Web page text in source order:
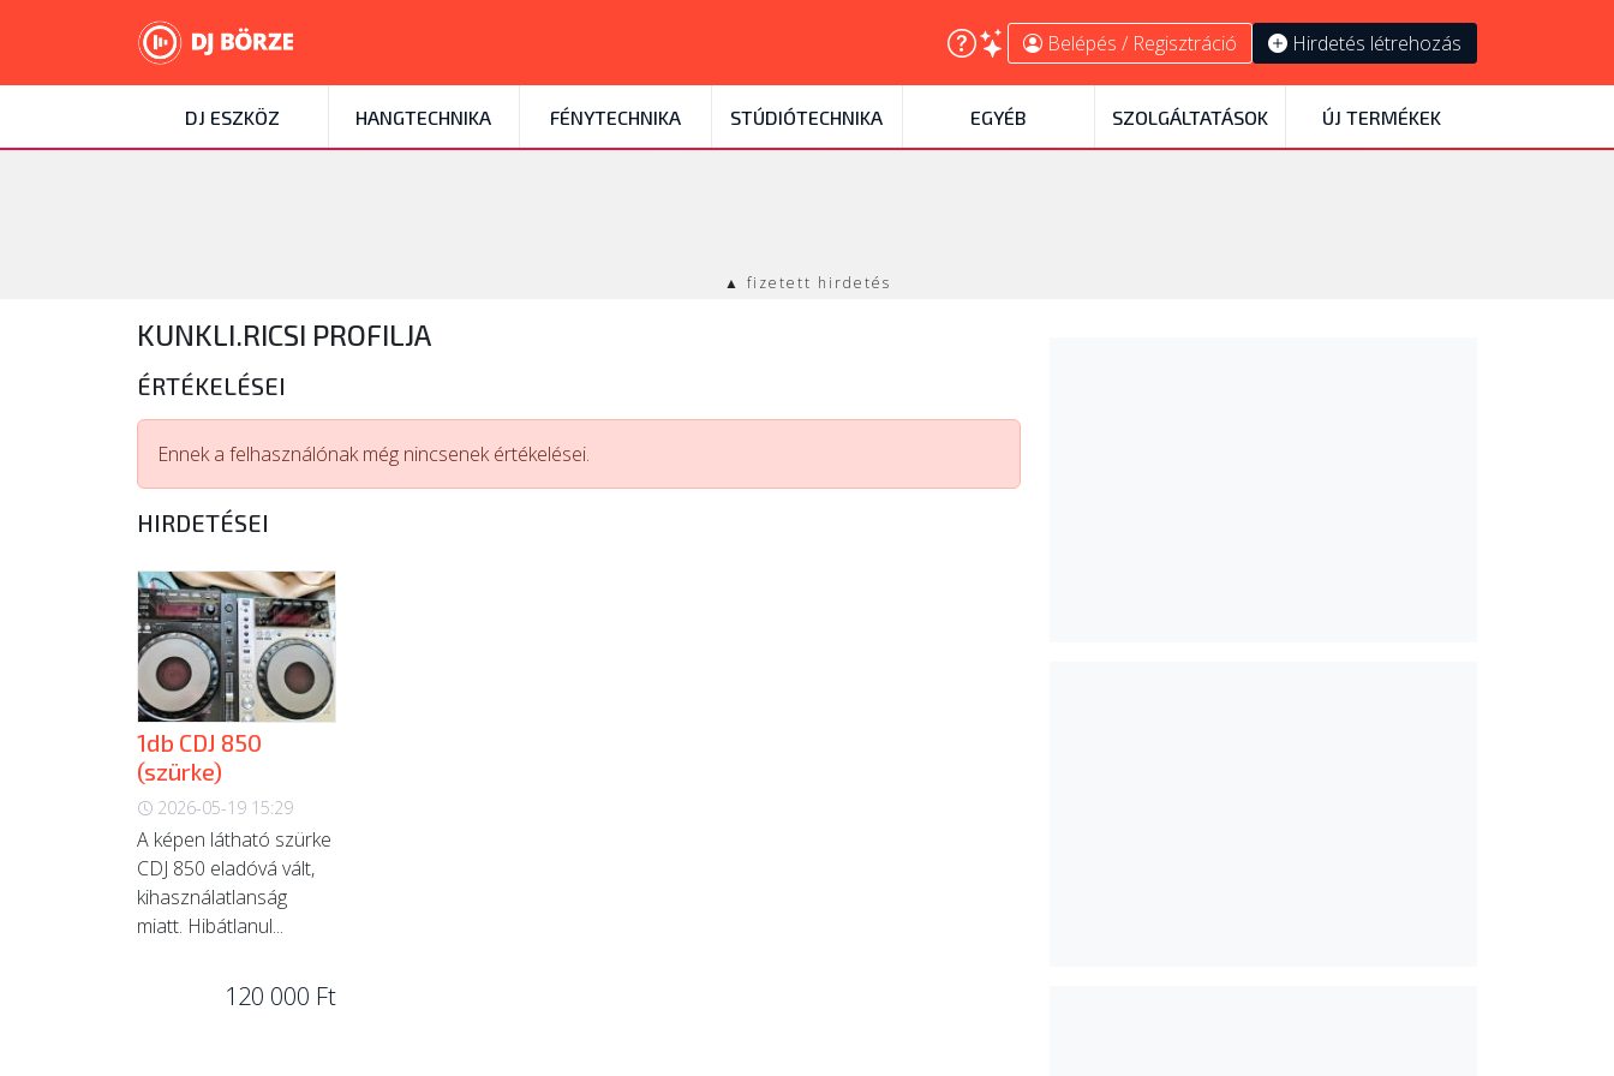
Belépés / Regisztráció Hirdetés létrehozás
DJ ESZKÖZ HANGTECHNIKA FÉNYTECHNIKA STÚDIÓTECHNIKA EGYÉB SZOLGÁLTATÁSOK ÚJ TERMÉKEK
▲ fizetett hirdetés
KUNKLI.RICSI PROFILJA
ÉRTÉKELÉSEI
Ennek a felhasználónak még nincsenek értékelései.
HIRDETÉSEI
1db CDJ 850
(szürke)
2026-05-19 15:29
A képen látható szürke
CDJ 850 eladóvá vált,
kihasználatlanság
miatt. Hibátlanul...
120 000 Ft